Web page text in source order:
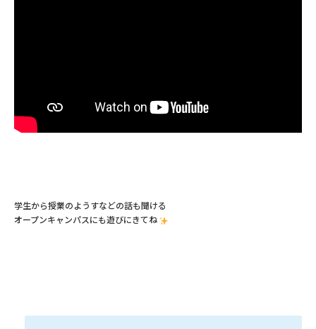
学生から授業のようすなどの話も聞ける
オープンキャンパスにも遊びにきてね